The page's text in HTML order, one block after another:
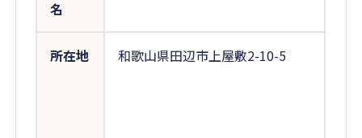
名
所在地 和歌山県田辺市上屋敷2-10-5